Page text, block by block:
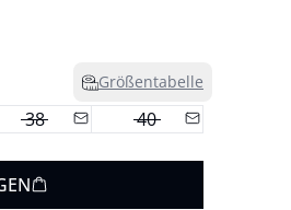
Größentabelle
38
40